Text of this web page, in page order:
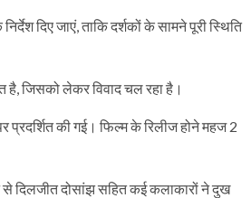
दिए जाएं, ताकि दर्शकों के सामने पूरी स्थिति
है, जिसको लेकर विवाद चल रहा है।
प्रदर्शित की गई। फिल्म के रिलीज होने महज 2
से दिलजीत दोसांझ सहित कई कलाकारों ने दुख